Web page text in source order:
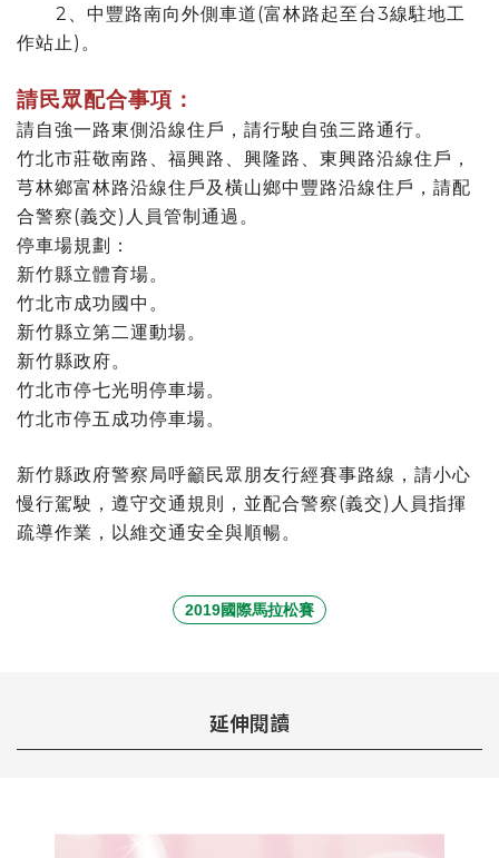
2、中豐路南向外側車道(富林路起至台3線駐地工
作站止)。
請民眾配合事項：
請自強一路東側沿線住戶，請行駛自強三路通行。
竹北市莊敬南路、福興路、興隆路、東興路沿線住戶，
芎林鄉富林路沿線住戶及橫山鄉中豐路沿線住戶，請配
合警察(義交)人員管制通過。
停車場規劃：
新竹縣立體育場。
竹北市成功國中。
新竹縣立第二運動場。
新竹縣政府。
竹北市停七光明停車場。
竹北市停五成功停車場。
新竹縣政府警察局呼籲民眾朋友行經賽事路線，請小心
慢行駕駛，遵守交通規則，並配合警察(義交)人員指揮
疏導作業，以維交通安全與順暢。
2019國際馬拉松賽
延伸閱讀